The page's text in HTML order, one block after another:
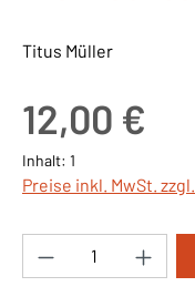
Titus Müller
12,00 €
Inhalt: 1
Preise inkl. MwSt.
Produkt